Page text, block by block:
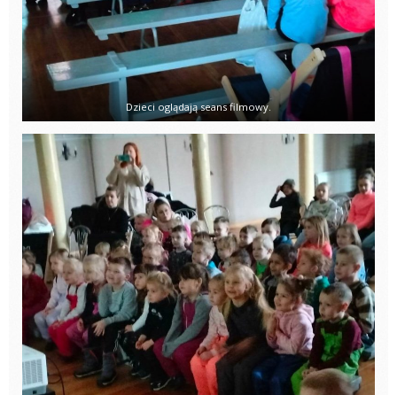
Dzieci oglądają seans filmowy.